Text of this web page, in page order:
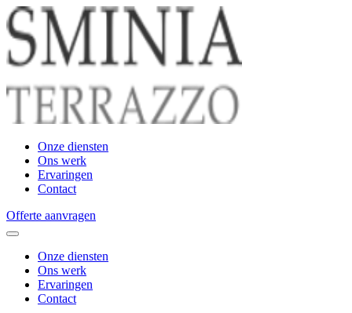
Onze diensten
Ons werk
Ervaringen
Contact
Offerte aanvragen
Onze diensten
Ons werk
Ervaringen
Contact